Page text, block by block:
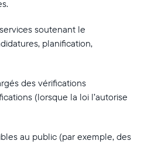
soutenant le
planification,
des vérifications
(lorsque la loi l’autorise
au public (par exemple, des